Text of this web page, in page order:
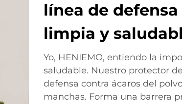
línea de
limpia y
Yo, HENIEMO, entiendo la
saludable. Nuestro protector
defensa contra ácaros del
manchas. Forma una barrera